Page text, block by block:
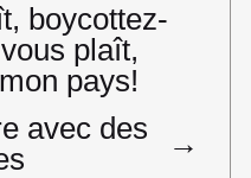
boycottez-
plaît,
pays!
avec des
→